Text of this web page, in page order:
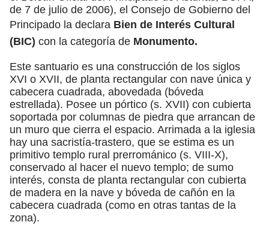
de 7 de julio de 2006), el Consejo de Gobierno del
Principado la declara Bien de Interés Cultural
(BIC) con la categoría de Monumento.
Este santuario es una construcción de los siglos
XVI o XVII, de planta rectangular con nave única y
cabecera cuadrada, abovedada (bóveda
estrellada). Posee un pórtico (s. XVII) con cubierta
soportada por columnas de piedra que arrancan de
un muro que cierra el espacio. Arrimada a la iglesia
hay una sacristía-trastero, que se estima es un
primitivo templo rural prerrománico (s. VIII-X),
conservado al hacer el nuevo templo; de sumo
interés, consta de planta rectangular con cubierta
de madera en la nave y bóveda de cañón en la
cabecera cuadrada (como en otras tantas de la
zona).